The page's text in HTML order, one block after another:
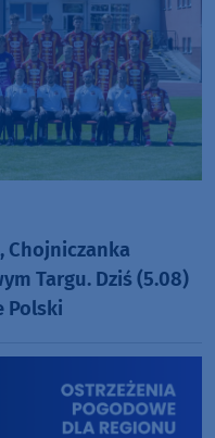
Chojniczanka
Targu. Dziś (5.08)
Polski